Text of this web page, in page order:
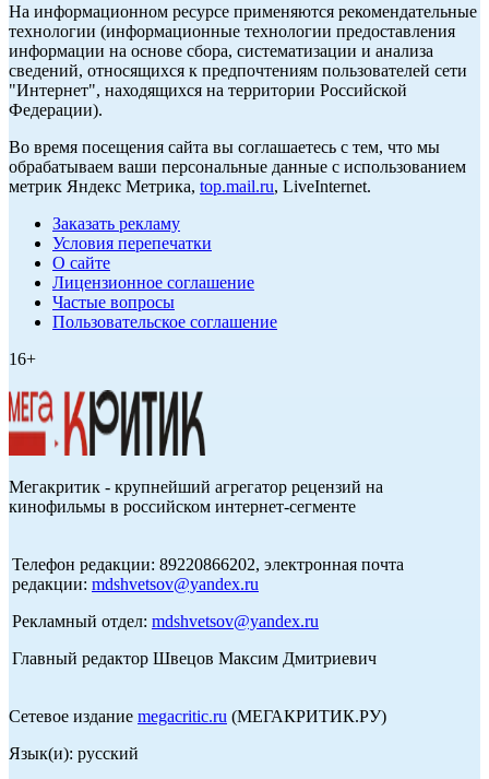
На информационном ресурсе применяются рекомендательные
технологии (информационные технологии предоставления
информации на основе сбора, систематизации и анализа
сведений, относящихся к предпочтениям пользователей сети
"Интернет", находящихся на территории Российской
Федерации).
Во время посещения сайта вы соглашаетесь с тем, что мы
обрабатываем ваши персональные данные с использованием
метрик Яндекс Метрика, top.mail.ru, LiveInternet.
Заказать рекламу
Условия перепечатки
О сайте
Лицензионное соглашение
Частые вопросы
Пользовательское соглашение
16+
Мегакритик - крупнейший агрегатор рецензий на
кинофильмы в российском интернет-сегменте
Телефон редакции: 89220866202, электронная почта
редакции: mdshvetsov@yandex.ru
Рекламный отдел: mdshvetsov@yandex.ru
Главный редактор Швецов Максим Дмитриевич
Сетевое издание megacritic.ru (МЕГАКРИТИК.РУ)
Язык(и): русский